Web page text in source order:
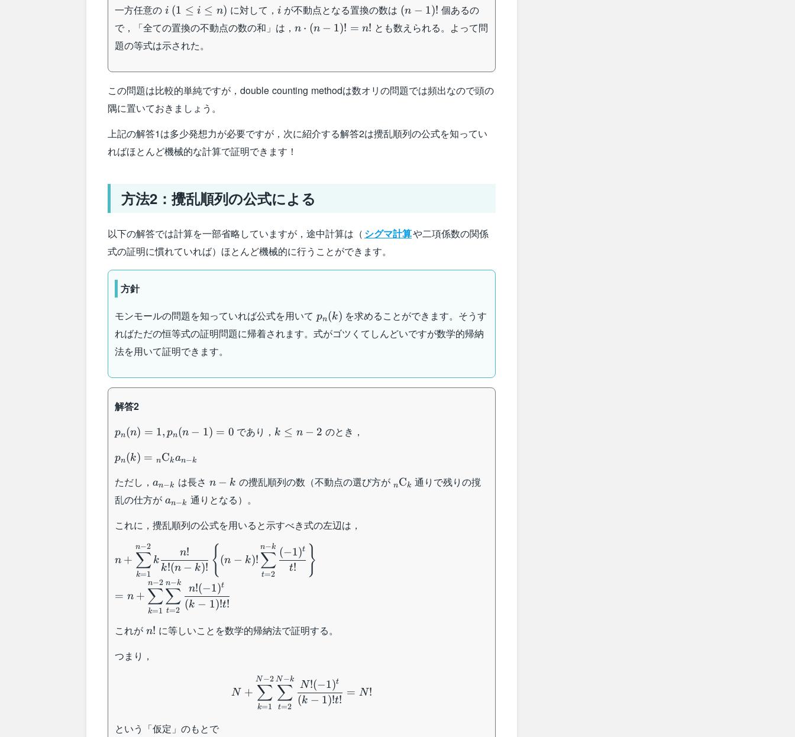
一方任意の i\:
(1\leq
i\leq
n)
i (1 ≤ i ≤ n) に対して， i
i が不動点となる置換の数は (n-
1)!
(n − 1)! 個あるの
で，「全ての置換の不動点の数の和」は，n\cdot
n ⋅ (n − 1)! = n! とも数えられる。よって問
題の等式は示された。
この問題は比較的単純ですが，double counting methodは数オリの問題では頻出なので頭の
隅に置いておきましょう。
上記の解答1は多少発想力が必要ですが，次に紹介する解答2は攪乱順列の公式を知ってい
ればほとんど機械的な計算で証明できます！
方法2：攪乱順列の公式による
以下の解答では計算を一部省略していますが，途中計算は（ シグマ計算や二項係数の関係
式の証明に慣れていれば）ほとんど機械的に行うことができます。
方針
モンモールの問題を知っていれば公式を用いて p_n(k)
pn(k) を求めることができます。そうす
ればただの恒等式の証明問題に帰着されます。式がゴツくてしんどいですが数学的帰納
法を用いて証明できます。
解答2
p_n(n)=1,p_n(n-
pn(n) = 1, pn(n − 1) = 0 であり， k\leq
k ≤ n − 2 のとき，
p_n(k)=
{}_n\mathrm{C}_ka_{n-
k}
pn(k) = nCkan−k
ただし，a_{n-
k}
an−k は長さ n-
k
n − k の攪乱順列の数（不動点の選び方が {}_n\mathrm{C}_k
nCk 通りで残りの撹
乱の仕方が a_{n-
an−k 通りとなる）。
これに，攪乱順列の公式を用いると示すべき式の左辺は，
n+\displaystyle\sum_{k=1}^{n-
2}k\dfrac{n!}{k!(n-k)!}\left\{(n-
k)!\sum_{t=2}^{n-
k}\dfrac{(-1)^t}{t!}\right\}\\
=n+\displaystyle\sum_{k=1}^{n-
2}\sum_{t=2}^{n-k}\dfrac{n!
(-1)^t}{(k-1)!t!}
n +
k=1
∑
n−2
k
k!(n − k)!
n! { (n − k)!
t=2
∑
n−k
t!
(−1)t }
= n +
k=1
∑
n−2
t=2
∑
n−k
(k − 1)!t!
n!(−1)t
これが n!
n! に等しいことを数学的帰納法で証明する。
つまり，
N +
k=1
∑
N−2
t=2
∑
N−k
(k − 1)!t!
N!(−1)t
= N!
という「仮定」のもとで